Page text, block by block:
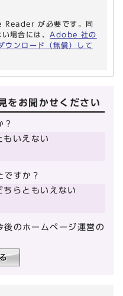
Reader が必要です。同
場合には、 Adobe 社の
ンロード（無償）して
をお聞かせください
？
もいえない
ですか？
ちらともいえない
後のホームページ運営の